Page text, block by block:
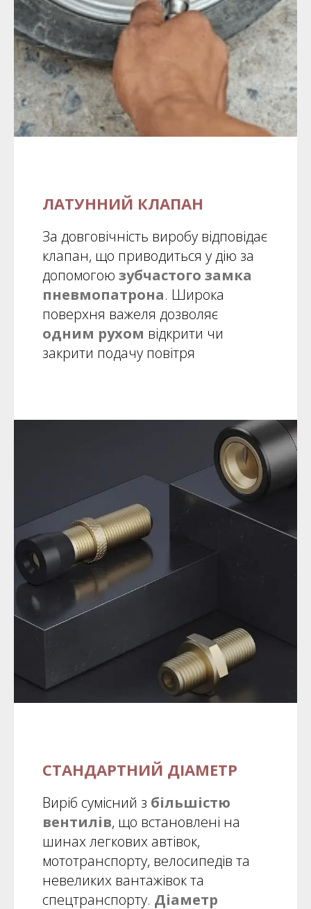
ЛАТУННИЙ КЛАПАН
За довговічність виробу відповідає
клапан, що приводиться у дію за
допомогою зубчастого замка
пневмопатрона. Широка
поверхня важеля дозволяє
одним рухом відкрити чи
закрити подачу повітря
СТАНДАРТНИЙ ДІАМЕТР
Виріб сумісний з більшістю
вентилів, що встановлені на
шинах легкових автівок,
мототранспорту, велосипедів та
невеликих вантажівок та
спецтранспорту. Діаметр